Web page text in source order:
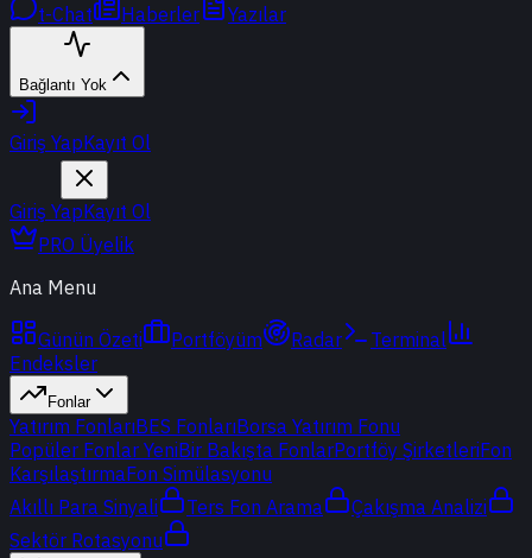
t-Chat Haberler Yazılar
Bağlantı Yok
Giriş YapKayıt Ol
Giriş YapKayıt Ol
PRO Üyelik
Ana Menu
Günün Özeti Portföyüm Radar
Terminal
Endeksler
Fonlar
Yatırım FonlarıBES FonlarıBorsa Yatırım Fonu
Popüler Fonlar YeniBir Bakışta FonlarPortföy ŞirketleriFon
KarşılaştırmaFon Simülasyonu
Akıllı Para Sinyali
Ters Fon Arama
Çakışma Analizi
Sektör Rotasyonu